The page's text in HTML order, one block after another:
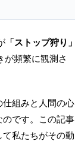
「ストップ狩り」
が頻繁に観測さ
組みと人間の心
です。この記事
私たちがその動